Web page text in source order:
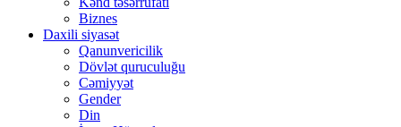
Biznes
Daxili siyasət
Qanunvericilik
Dövlət quruculuğu
Cəmiyyət
Gender
Din